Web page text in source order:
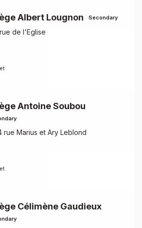
Albert Lougnon Secondary
de l'Eglise
Antoine Soubou
rue Marius et Ary Leblond
Célimène Gaudieux